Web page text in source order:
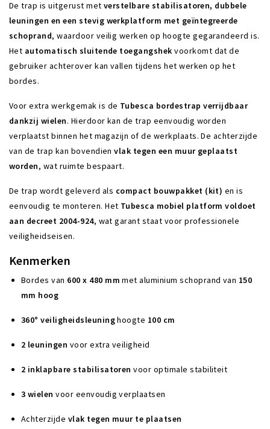
Detrap isuitgerustmet verstelbare stabilisatoren, dubbele
leuningen eneenstevig werkplatform met geïntegreerde
schoprand,waardoor veilig werkenop hoogtegegarandeerdis.
Het automatisch sluitende toegangshek voorkomt datde
gebruiker achteroverkan vallentijdenshetwerkenop het
bordes.
Voorextrawerkgemakis de Tubesca bordestrapverrijdbaar
dankzij wielen. Hierdoor kan detrap eenvoudig worden
verplaatstbinnen het magazijn ofde werkplaats.De achterzijde
van detrap kan bovendienvlak tegen een muur geplaatst
worden, wat ruimtebespaart.
Detrap wordt geleverdals compact bouwpakket (kit) enis
eenvoudig temonteren. Het Tubesca mobiel platformvoldoet
aan decreet 2004-924, watgarant staat voorprofessionele
veiligheidseisen.
Kenmerken
Bordesvan 600x 480 mm metaluminiumschoprand van 150
mm hoog
360°veiligheidsleuninghoogte 100 cm
2 leuningen voorextra veiligheid
2 inklapbarestabilisatoren voor optimalestabiliteit
3 wielen voor eenvoudigverplaatsen
Achterzijde vlak tegen muur te plaatsen